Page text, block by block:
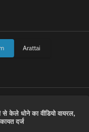
Arattai
से केले धोने का वीडियो वायरल,
दर्ज